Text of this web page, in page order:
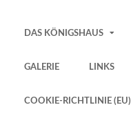
DAS KÖNIGSHAUS
GALERIE LINKS
COOKIE-RICHTLINIE (EU)